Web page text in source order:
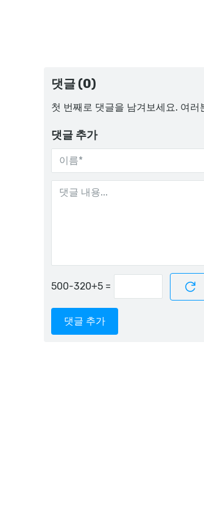
댓글 (0)
첫 번째로 댓글을 남겨보세요. 여
댓글 추가
=
댓글 추가